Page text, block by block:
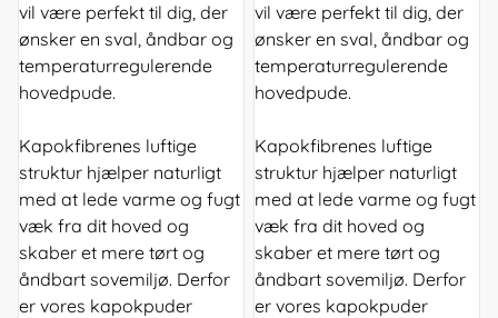
vil være perfekt til dig, der
ønsker en sval, åndbar og
temperaturregulerende
hovedpude.
Kapokfibrenes luftige
struktur hjælper naturligt
med at lede varme og fugt
væk fra dit hoved og
skaber et mere tørt og
åndbart sovemiljø. Derfor
er vores kapokpuder
vil være perfekt til dig, der
ønsker en sval, åndbar og
temperaturregulerende
hovedpude.
Kapokfibrenes luftige
struktur hjælper naturligt
med at lede varme og fugt
væk fra dit hoved og
skaber et mere tørt og
åndbart sovemiljø. Derfor
er vores kapokpuder